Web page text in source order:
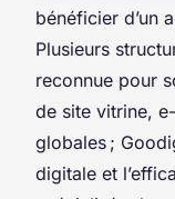
bénéficier d’un
Plusieurs
reconnue pour
de site vitrine,
globales ;
digitale et